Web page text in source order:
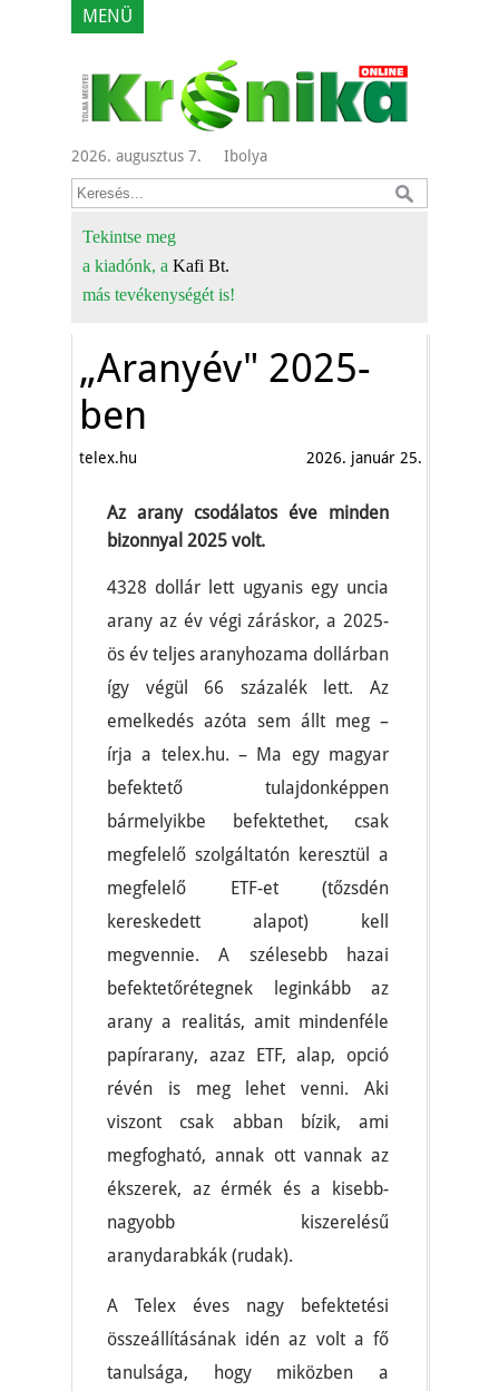
MENÜ
2026. augusztus 7. Ibolya
Tekintse meg
a kiadónk, a Kafi Bt.
más tevékenységét is!
„Aranyév" 2025-
ben
telex.hu 2026. január 25.
Az arany csodálatos éve minden
bizonnyal 2025 volt.
4328 dollár lett ugyanis egy uncia
arany az év végi záráskor, a 2025-
ös év teljes aranyhozama dollárban
így végül 66 százalék lett. Az
emelkedés azóta sem állt meg –
írja a telex.hu. – Ma egy magyar
befektető tulajdonképpen
bármelyikbe befektethet, csak
megfelelő szolgáltatón keresztül a
megfelelő ETF-et (tőzsdén
kereskedett alapot) kell
megvennie. A szélesebb hazai
befektetőrétegnek leginkább az
arany a realitás, amit mindenféle
papírarany, azaz ETF, alap, opció
révén is meg lehet venni. Aki
viszont csak abban bízik, ami
megfogható, annak ott vannak az
ékszerek, az érmék és a kisebb-
nagyobb kiszerelésű
aranydarabkák (rudak).
A Telex éves nagy befektetési
összeállításának idén az volt a fő
tanulsága, hogy miközben a